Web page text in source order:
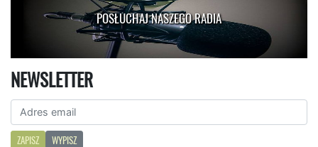
POSŁUCHAJ NASZEGO RADIA
NEWSLETTER
ZAPISZ WYPISZ